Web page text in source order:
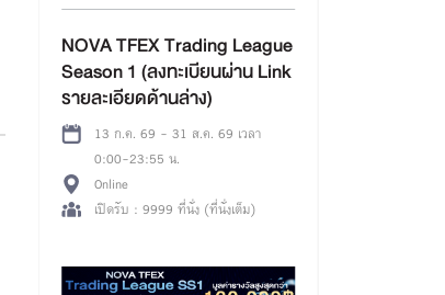
NOVA TFEX Trading League
Season 1 (ลงทะเบียนผ่าน Link
รายละเอียดด้านล่าง)
13 ก.ค. 69 - 31 ส.ค. 69 เวลา
0:00-23:55 น.
Online
เปิดรับ : 9999 ที่นั่ง (ที่นั่งเต็ม)